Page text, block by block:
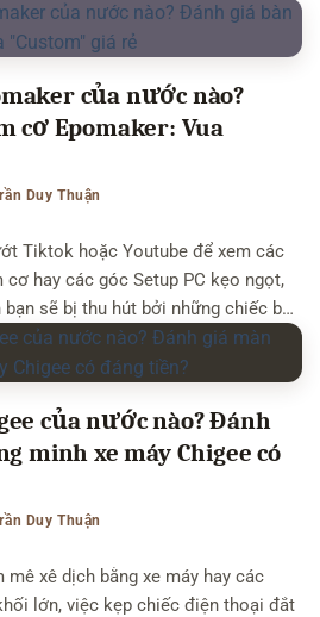
đình Việt. Và nếu bạn gia nhập các
của nước nào?
cơ Epomaker: Vua
Duy Thuận
Tiktok hoặc Youtube để xem các
cơ hay các góc Setup PC kẹo ngọt,
sẽ bị thu hút bởi những chiếc bàn
mắt, thiết kế dị biệt và đặc biệt là
của nước nào? Đánh
minh xe máy Chigee có
Duy Thuận
xê dịch bằng xe máy hay các
lớn, việc kẹp chiếc điện thoại đắt